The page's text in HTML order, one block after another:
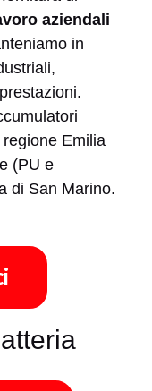
aziendali
in
Emilia
(PU e
di San Marino.